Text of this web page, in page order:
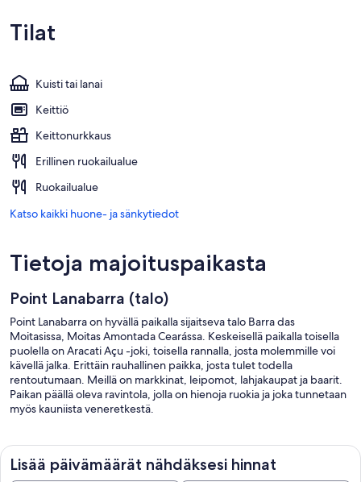
Tilat
Kuisti tai lanai
Keittiö
Keittonurkkaus
Erillinen ruokailualue
Ruokailualue
Katso kaikki huone- ja sänkytiedot
Tietoja majoituspaikasta
Point Lanabarra (talo)
Point Lanabarra on hyvällä paikalla sijaitseva talo Barra das
Moitasissa, Moitas Amontada Cearássa. Keskeisellä paikalla toisella
puolella on Aracati Açu -joki, toisella rannalla, josta molemmille voi
kävellä jalka. Erittäin rauhallinen paikka, josta tulet todella
rentoutumaan. Meillä on markkinat, leipomot, lahjakaupat ja baarit.
Paikan päällä oleva ravintola, jolla on hienoja ruokia ja joka tunnetaan
myös kauniista veneretkestä.
Lisää päivämäärät nähdäksesi hinnat